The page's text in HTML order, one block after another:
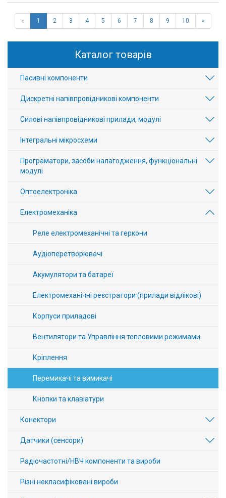
« 1 2 3 4 5 6 7 8 9 10 »
Каталог товарів
Пасивні компоненти
Дискретні напівпровідникові компоненти
Силові напівпровідникові прилади, модулі
Інтегральні мікросхеми
Програматори, засоби налагодження, функціональні
модулі
Оптоелектроніка
Електромеханіка
Реле електромеханічні та геркони
Аудіоперетворювачі
Акумулятори та батареї
Електромеханічні реєстратори (прилади відлікові)
Корпуси приладові
Вентилятори та Управління тепловими режимами
Кріплення
Перемикачі та вимикачі
Кнопки та клавіатури
Конектори
Датчики (сенсори)
Радіочастотні/НВЧ компоненти та вироби
Різні некласифіковані вироби